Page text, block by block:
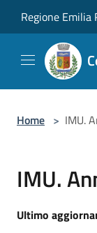
Regione Emilia
Home > IMU.
IMU.
Ultimo